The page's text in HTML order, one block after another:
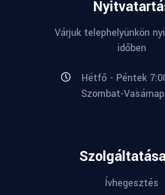
Várjuk telephelyünkön
időben
Hétfő - Péntek
Szombat-
Ívhegesztés